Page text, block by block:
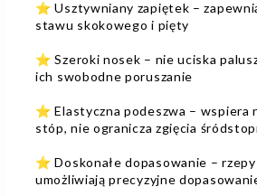
⭐ Usztywniany zapiętek –
stawu skokowego i pięty
⭐ Szeroki nosek – nie uciska
ich swobodne poruszanie
⭐ Elastyczna podeszwa – wspiera
stóp, nie ogranicza zgięcia
⭐ Doskonałe dopasowanie –
umożliwiają precyzyjne